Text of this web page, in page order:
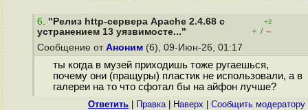
6. "Релиз http-сервера Apache 2.4.68 с
устранением 13 уязвимосте..."
+2
+ / –
Сообщение от Аноним (6), 09-Июн-26, 01:17
ты когда в музей приходишь тоже ругаешься,
почему они (пращуры) пластик не использовали, а в
галереи на то что сфотал бы на айфон лучше?
Ответить Правка| Наверх Cообщить модератору